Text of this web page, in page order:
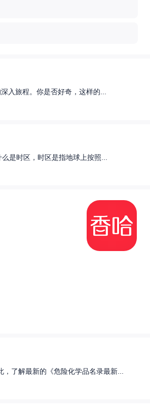
入旅程。你是否好奇，这样的...
是时区，时区是指地球上按照...
了解最新的《危险化学品名录最新...